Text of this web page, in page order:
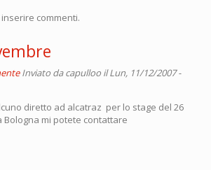
commenti.
Inviato dacapulloo il Lun, 11/12/2007 -
diretto ad alcatraz per lo stage del 26
mi potete contattare